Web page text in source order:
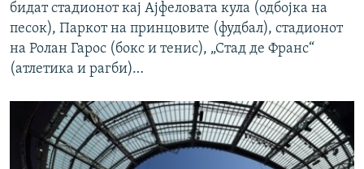
бидат стадионот кај Ајфеловата кула (одбојка на
песок), Паркот на принцовите (фудбал), стадионот
на Ролан Гарос (бокс и тенис), „Стад де Франс“
(атлетика и рагби)…